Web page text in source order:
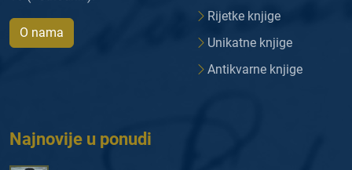
O nama
Rijetke knjige
Unikatne knjige
Antikvarne knjige
Najnovije u ponudi